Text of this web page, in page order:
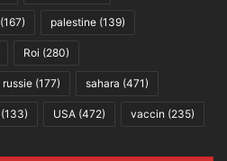
(167) palestine (139)
Roi (280)
russie (177) sahara (471)
(133) USA (472) vaccin (235)